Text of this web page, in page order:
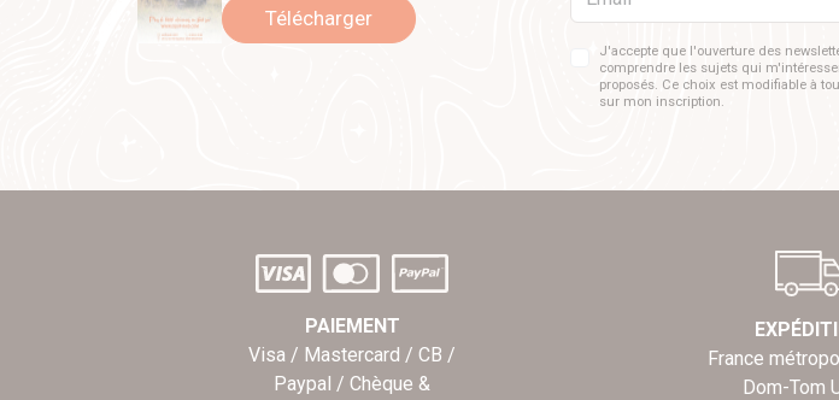
Télécharger
J'accepte que l'ouverture des
comprendre les sujets qui
proposés. Ce choix est modifiable à
sur mon inscription.
PAIEMENT
Visa / Mastercard / CB /
Paypal / Chèque &
France
Dom-Tom